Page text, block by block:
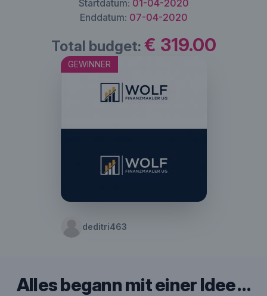
Startdatum: 01-04-2020
Enddatum: 07-04-2020
Total budget: € 319.00
GEWINNER
deditri463
Alles begann mit einer Idee …